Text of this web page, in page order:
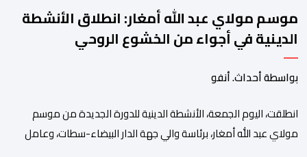
موسم مولاي عبد الله أمغار: انطلاق الأنشطة
الدينية في أجواء من الخشوع الروحي
بواسطة أحداث. أنفو
انطلقت، اليوم الجمعة، الأنشطة الدينية للدورة الجديدة من موسم
مولاي عبد الله أمغار، برئاسة والي جهة الدار البيضاء-سطات، وعامل